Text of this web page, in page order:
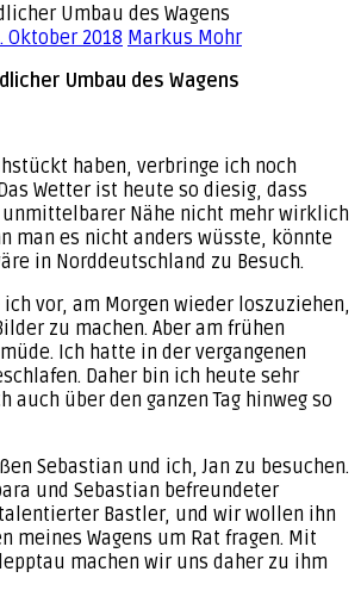
Umbau des Wagens
Oktober 2018 Markus Mohr
Umbau des Wagens
haben, verbringe ich noch
Wetter ist heute so diesig, dass
Nähe nicht mehr wirklich
man es nicht anders wüsste, könnte
in Norddeutschland zu Besuch.
vor, am Morgen wieder loszuziehen,
zu machen. Aber am frühen
Ich hatte in der vergangenen
Daher bin ich heute sehr
auch über den ganzen Tag hinweg so
Sebastian und ich, Jan zu besuchen.
und Sebastian befreundeter
Bastler, und wir wollen ihn
meines Wagens um Rat fragen. Mit
machen wir uns daher zu ihm